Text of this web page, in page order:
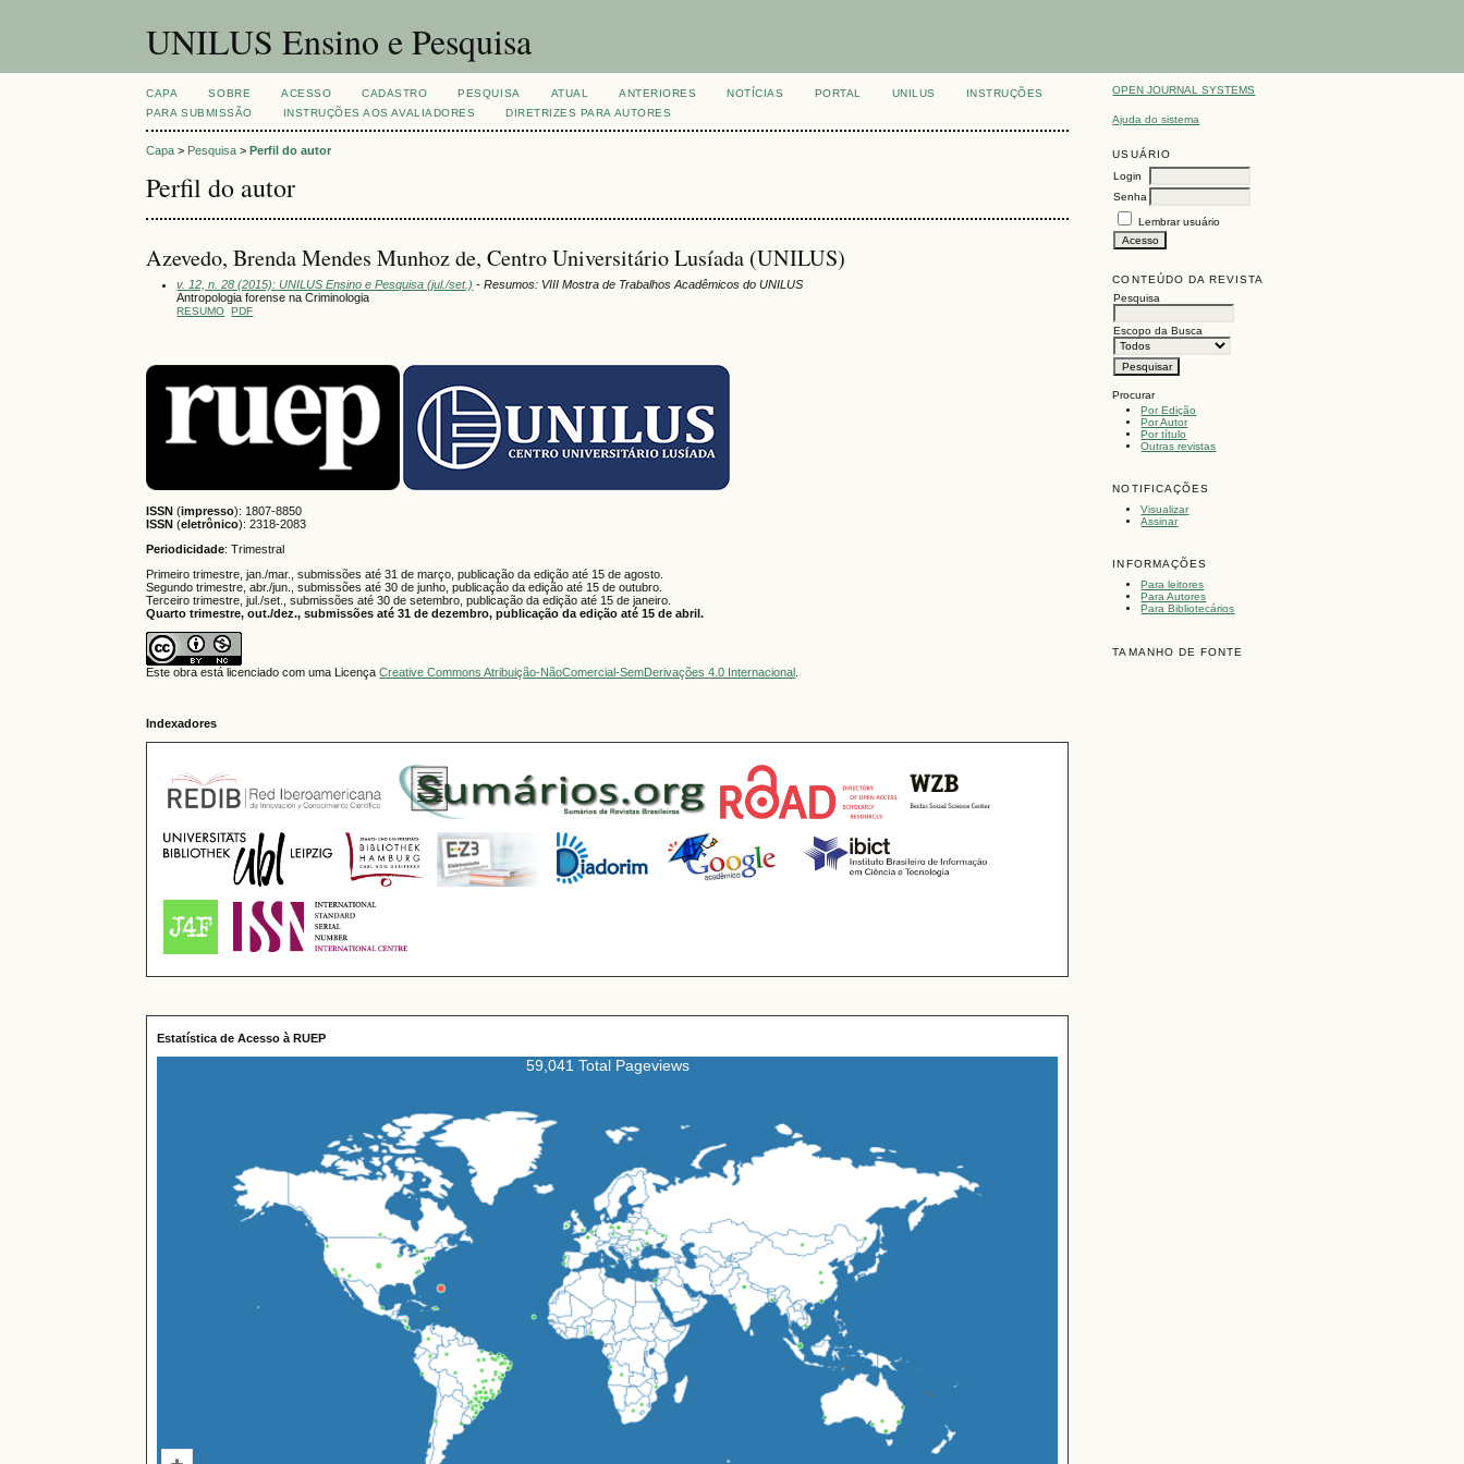
UNILUS Ensino e Pesquisa
OPEN JOURNAL SYSTEMS
Ajuda do sistema
USUÁRIO
Login
Senha
Lembrar usuário
CONTEÚDO DA REVISTA
Pesquisa
Escopo da Busca
Procurar
Por Edição
Por Autor
Por título
Outras revistas
NOTIFICAÇÕES
Visualizar
Assinar
INFORMAÇÕES
Para leitores
Para Autores
Para Bibliotecários
TAMANHO DE FONTE
CAPA SOBRE ACESSO CADASTRO PESQUISA ATUAL ANTERIORES NOTÍCIAS PORTAL UNILUS
INSTRUÇÕES
PARA SUBMISSÃO
INSTRUÇÕES AOS AVALIADORES DIRETRIZES PARA AUTORES
Capa > Pesquisa >Perfil do autor
Perfil do autor
Azevedo, Brenda Mendes Munhoz de, Centro Universitário Lusíada (UNILUS)
v. 12, n. 28 (2015): UNILUS Ensino e Pesquisa (jul./set.) - Resumos: VIII Mostra de Trabalhos Acadêmicos do UNILUS
Antropologia forense na Criminologia
RESUMO PDF
ISSN (impresso): 1807-8850
ISSN (eletrônico):2318-2083
Periodicidade: Trimestral
Primeiro trimestre, jan./mar., submissões até 31 de março, publicação da edição até 15 de agosto.
Segundo trimestre, abr./jun., submissões até 30 de junho, publicação da edição até 15 de outubro.
Terceiro trimestre, jul./set., submissões até 30 de setembro, publicação da edição até 15 de janeiro.
Quarto trimestre, out./dez., submissões até 31 de dezembro, publicação da edição até 15 de abril.
Este obra está licenciado com uma LicençaCreative Commons Atribuição-NãoComercial-SemDerivações 4.0 Internacional
Indexadores
Estatística de Acesso à RUEP
59,041 Total Pageviews